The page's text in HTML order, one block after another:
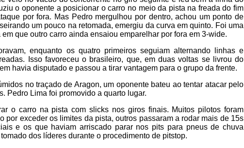
o oponente a posicionar o carro no meio da pista na freada do fim
por fora. Mas Pedro mergulhou por dentro, achou um ponto de
um pouco na retomada, emergiu da curva em quinto. Foi uma
que outro carro ainda ensaiou emparelhar por fora em 3-wide.
enquanto os quatro primeiros seguiam alternando linhas e
Isso favoreceu o brasileiro, que, em duas voltas se livrou do
havia disputado e passou a tirar vantagem para o grupo da frente.
no traçado de Aragon, um oponente bateu ao tentar atacar pelo
Pedro Lima foi promovido a quarto lugar.
o carro na pista com slicks nos giros finais. Muitos pilotos foram
por exceder os limites da pista, outros passaram a rodar mais de 15s
e os que haviam arriscado parar nos pits para pneus de chuva
dos líderes durante o procedimento de pitstop.